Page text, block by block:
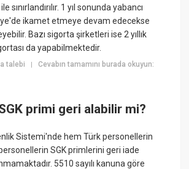
sınırlandırılır. 1 yıl sonunda yabancı
ikamet etmeye devam edecekse
Bazı sigorta şirketleri ise 2 yıllık
da yapabilmektedir.
talebi |Cevabın tamamını burada okuyun:
primi geri alabilir mi?
Sistemi'nde hem Türk personellerin
SGK primlerini geri iade
5510 sayılı kanuna göre